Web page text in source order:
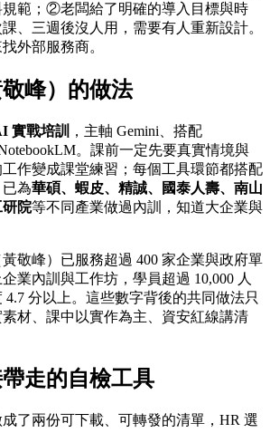
規範；②老闆給了明確的導入目標與時
、三週後沒人用，需要有人重新設計。
外部服務商。
峰）的做法
實戰培訓
，主軸 Gemini、搭配
。課前一定先要真實情境與
作變成課堂練習；每個工具環節都搭配
為華碩、蝦皮、精誠、國泰人壽、南山
研院等不同產業做過內訓，知道大企業與
敬峰）已服務超過 400 家企業與政府單
業內訓與工作坊，學員超過 10,000 人
分以上。這些數字背後的共同做法只
材、課中以實作為主、資安紅線講清
走的自檢工具
了兩份可下載、可轉發的清單，HR 選